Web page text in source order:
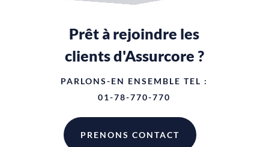
Prêt à rejoindre les
clients d'Assurcore ?
PARLONS-EN ENSEMBLE TEL :
01-78-770-770
PRENONS CONTACT